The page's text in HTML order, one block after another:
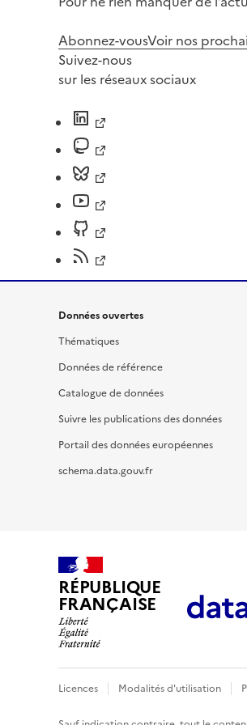
Abonnez-vousVoir nos
Suivez-nous
sur les réseaux sociaux
Données ouvertes
Thématiques
Données de référence
Catalogue de données
Suivre les publications des données
Portail des données européennes
schema.data.gouv.fr
RÉPUBLIQUE
FRANÇAISE
Licences Modalités d'utilisation